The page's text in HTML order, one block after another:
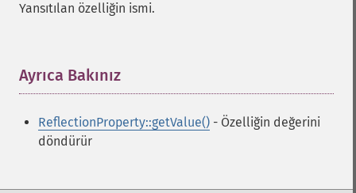
Yansıtılan özelliğin ismi.
Ayrıca Bakınız
ReflectionProperty::getValue() - Özelliğin değerini
döndürür